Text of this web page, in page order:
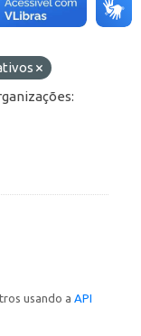
usando a API